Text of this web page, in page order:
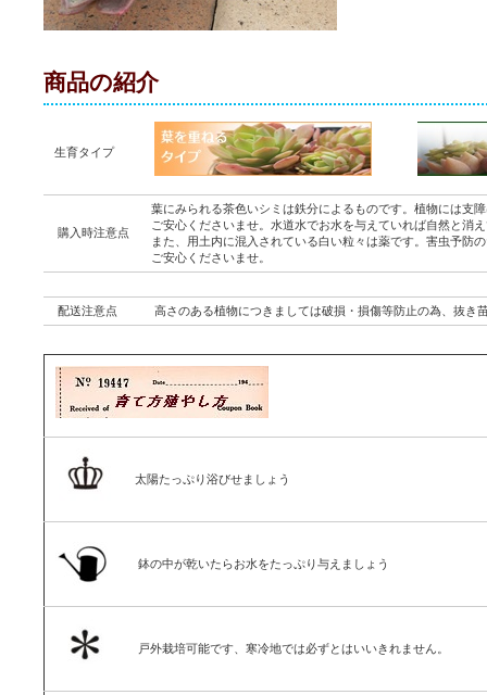
商品の紹介
生育タイプ
購入時注意点
葉にみられる茶色いシミは鉄分によるものです。植物には支
ご安心くださいませ。水道水でお水を与えていれば自然と消
また、用土内に混入されている白い粒々は薬です。害虫予防
ご安心くださいませ。
配送注意点 高さのある植物につきましては破損・損傷等防止の為、抜き
太陽たっぷり浴びせましょう
鉢の中が乾いたらお水をたっぷり与えましょう
戸外栽培可能です、寒冷地では必ずとはいいきれません。